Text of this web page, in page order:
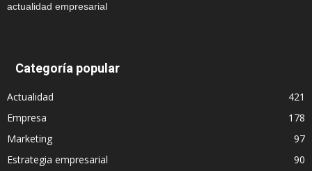
actualidad empresarial
Categoría popular
Actualidad
421
Empresa
178
Marketing
97
Estrategia empresarial
90